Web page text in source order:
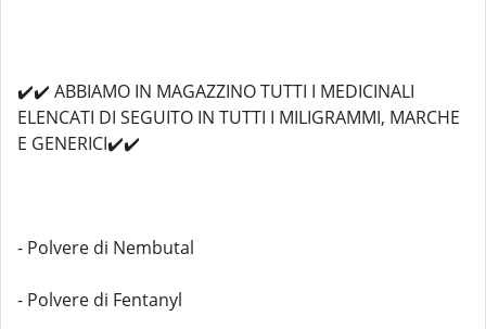
✔️✔️ ABBIAMO IN MAGAZZINO TUTTI I MEDICINALI
ELENCATI DI SEGUITO IN TUTTI I MILIGRAMMI, MARCHE
E GENERICI✔️✔️
- Polvere di Nembutal
- Polvere di Fentanyl